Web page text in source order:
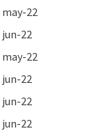
may-22
jun-22
may-22
jun-22
jun-22
jun-22